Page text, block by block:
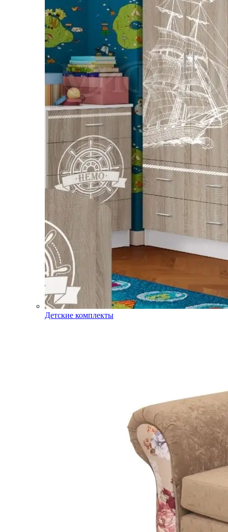
Детские комплекты